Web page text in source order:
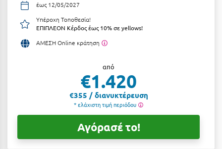
Αντίπαρος
Αράχωβα
Αργολίδα
Αρχαία Ολυμπία
Ξενοδοχεία 2 Αστέρων
Ξενοδοχεία 5 Αστέρων
έως 12/05/2027
Υπέροχη Τοποθεσία!
ΕΠΙΠΛΕΟΝ Κέρδος έως 10% σε yellows!
ΑΜΕΣΗ Online κράτηση
από
€1.420
€355 / διανυκτέρευση
* ελάχιστη τιμή περιόδου
Αγόρασέ το!